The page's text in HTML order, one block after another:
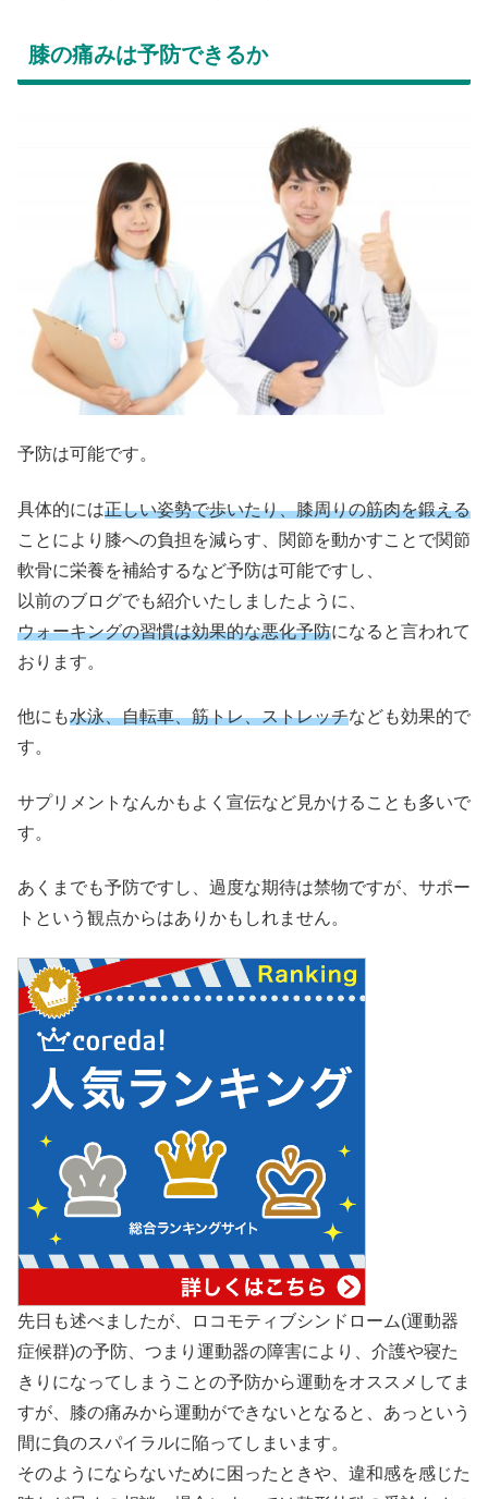
膝の痛みは予防できるか
予防は可能です。
具体的には正しい姿勢で歩いたり、膝周りの筋肉を鍛える
ことにより膝への負担を減らす、関節を動かすことで関節
軟骨に栄養を補給するなど予防は可能ですし、
以前のブログでも紹介いたしましたように、
ウォーキングの習慣は効果的な悪化予防になると言われて
おります。
他にも水泳、自転車、筋トレ、ストレッチなども効果的で
す。
サプリメントなんかもよく宣伝など見かけることも多いで
す。
あくまでも予防ですし、過度な期待は禁物ですが、サポー
トという観点からはありかもしれません。
先日も述べましたが、ロコモティブシンドローム(運動器
症候群)の予防、つまり運動器の障害により、介護や寝た
きりになってしまうことの予防から運動をオススメしてま
すが、膝の痛みから運動ができないとなると、あっという
間に負のスパイラルに陥ってしまいます。
そのようにならないために困ったときや、違和感を感じた